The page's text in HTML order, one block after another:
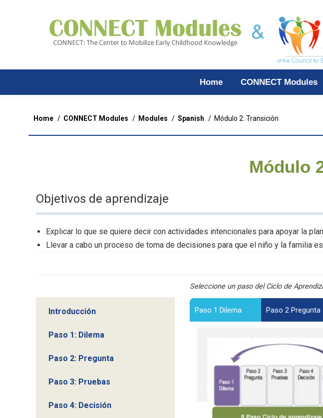
Home CONNECT Modules
You are here:
Home CONNECT Modules Modules Spanish Módulo 2: Transición
Módulo
Objetivos de aprendizaje
Explicar lo que se quiere decir con actividades intencionales para apoyar la
Llevar a cabo un proceso de toma de decisiones para que el niño y la familia
Introducción
Paso 1: Dilema
Paso 2: Pregunta
Paso 3: Pruebas
Paso 4: Decisión
Seleccione un paso del Ciclo de
Paso 1 Dilema Paso 2 Pregunta